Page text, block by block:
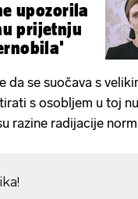
upozorila
prijetnju
da se suočava s
s osobljem u toj
razine radijacije